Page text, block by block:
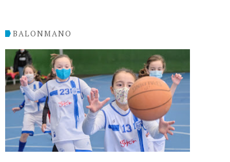
BALONMANO